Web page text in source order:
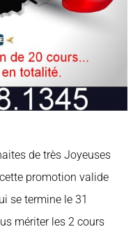
de très Joyeuses
promotion valide
se termine le 31
mériter les 2 cours